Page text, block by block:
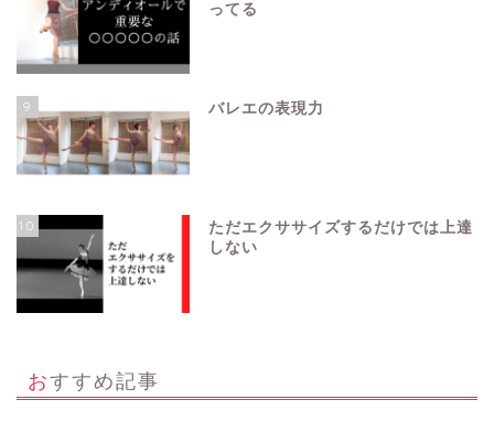
ってる
9 バレエの表現力
10
ただエクササイズするだけでは上達
しない
おすすめ記事